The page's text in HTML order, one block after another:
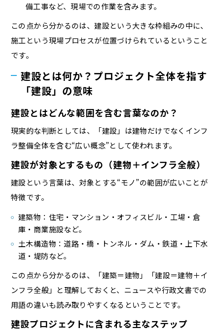
備工事など、現場での作業を含みます。
この点から分かるのは、建設という大きな枠組みの中に、
施工という現場プロセスが位置づけられているということ
です。
建設とは何か？プロジェクト全体を指す
「建設」の意味
建設とはどんな範囲を含む言葉なのか？
現実的な判断としては、「建設」は建物だけでなくインフ
ラ整備全体を含む“広い概念”として使われます。
建設が対象とするもの（建物＋インフラ全般）
建設という言葉は、対象とする“モノ”の範囲が広いことが
特徴です。
建築物：住宅・マンション・オフィスビル・工場・倉
庫・商業施設など。
土木構造物：道路・橋・トンネル・ダム・鉄道・上下水
道・堤防など。
この点から分かるのは、「建築＝建物」「建設＝建物＋イ
ンフラ全般」と理解しておくと、ニュースや行政文書での
用語の違いも読み取りやすくなるということです。
建設プロジェクトに含まれる主なステップ